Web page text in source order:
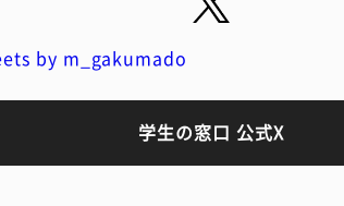
by m_gakumado
学生の窓口 公式X